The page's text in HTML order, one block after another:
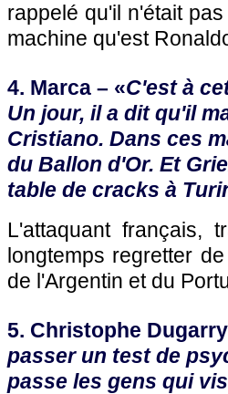
rappelé qu'il n'était
machine qu'est
4. Marca – «C'est à
Un jour, il a dit qu'il
Cristiano. Dans ces
du Ballon d'Or. Et
table de cracks à
L'attaquant français,
longtemps regretter
de l'Argentin et du
5. Christophe
passer un test de
passe les gens qui